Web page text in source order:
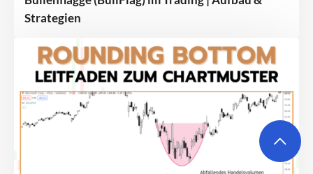
Strategien